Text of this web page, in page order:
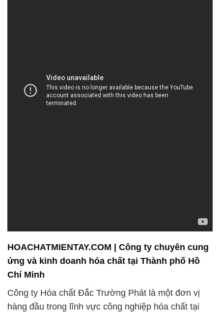
HOACHATMIENTAY.COM | Công ty chuyên cung
ứng và kinh doanh hóa chất tại Thành phố Hồ
Chí Minh
Công ty Hóa chất Đắc Trường Phát là một đơn vị
hàng đầu trong lĩnh vực công nghiệp hóa chất tại